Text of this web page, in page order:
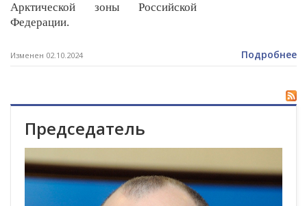
Арктической зоны Российской
Федерации.
Изменен 02.10.2024 Подробнее
Председатель